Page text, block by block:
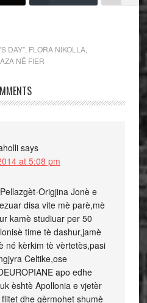
DAY”, FLORA NIKOLLA,
NË FIER
says
at 5:08 pm
Origjina Jonè e
disa vite mè parè,mè
kamè studiuar per 50
time tè dashur,jamè
né kèrkim tè vèrtetès,pasi
Celtike,ose
apo edhe
èshtè Apollonia e vjetèr
dhe gèrmohet shumè